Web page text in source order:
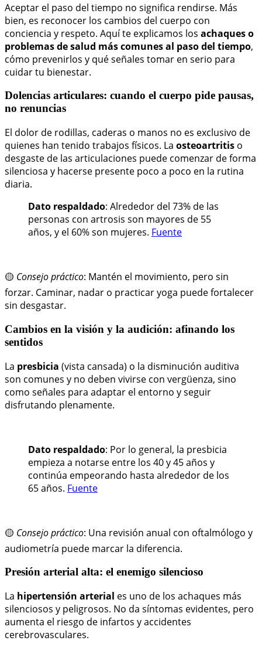
Aceptar el paso del tiempo no significa rendirse. Más
bien, es reconocer los cambios del cuerpo con
conciencia y respeto. Aquí te explicamos los achaques o
problemas de salud más comunes al paso del tiempo,
cómo prevenirlos y qué señales tomar en serio para
cuidar tu bienestar.
Dolencias articulares: cuando el cuerpo pide pausas,
no renuncias
El dolor de rodillas, caderas o manos no es exclusivo de
quienes han tenido trabajos físicos. La osteoartritis o
desgaste de las articulaciones puede comenzar de forma
silenciosa y hacerse presente poco a poco en la rutina
diaria.
Dato respaldado: Alrededor del 73% de las
personas con artrosis son mayores de 55
años, y el 60% son mujeres. Fuente
🟡 Consejo práctico: Mantén el movimiento, pero sin
forzar. Caminar, nadar o practicar yoga puede fortalecer
sin desgastar.
Cambios en la visión y la audición: afinando los
sentidos
La presbicia (vista cansada) o la disminución auditiva
son comunes y no deben vivirse con vergüenza, sino
como señales para adaptar el entorno y seguir
disfrutando plenamente.
Dato respaldado: Por lo general, la presbicia
empieza a notarse entre los 40 y 45 años y
continúa empeorando hasta alrededor de los
65 años. Fuente
🟡 Consejo práctico: Una revisión anual con oftalmólogo y
audiometría puede marcar la diferencia.
Presión arterial alta: el enemigo silencioso
La hipertensión arterial es uno de los achaques más
silenciosos y peligrosos. No da síntomas evidentes, pero
aumenta el riesgo de infartos y accidentes
cerebrovasculares.